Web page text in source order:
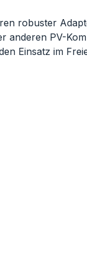
robuster
anderen PV-
Einsatz im